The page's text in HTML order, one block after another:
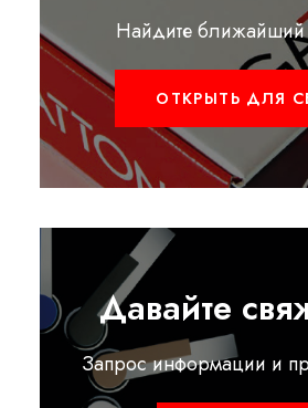
Найдите ближайший
ОТКРЫТЬ ДЛЯ
Давайте
Запрос информации и